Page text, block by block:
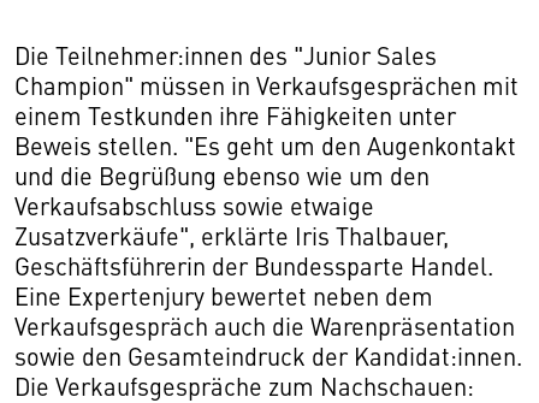
Die Teilnehmer:innen des "Junior Sales
Champion" müssen in Verkaufsgesprächen mit
einem Testkunden ihre Fähigkeiten unter
Beweis stellen. "Es geht um den Augenkontakt
und die Begrüßung ebenso wie um den
Verkaufsabschluss sowie etwaige
Zusatzverkäufe", erklärte Iris Thalbauer,
Geschäftsführerin der Bundessparte Handel.
Eine Expertenjury bewertet neben dem
Verkaufsgespräch auch die Warenpräsentation
sowie den Gesamteindruck der Kandidat:innen.
Die Verkaufsgespräche zum Nachschauen: